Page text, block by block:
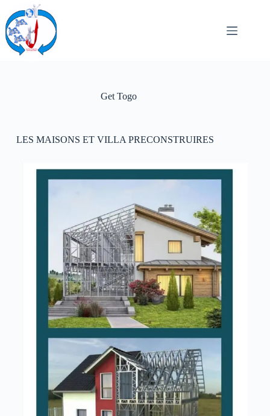
Get Togo
LES MAISONS ET VILLA PRECONSTRUIRES